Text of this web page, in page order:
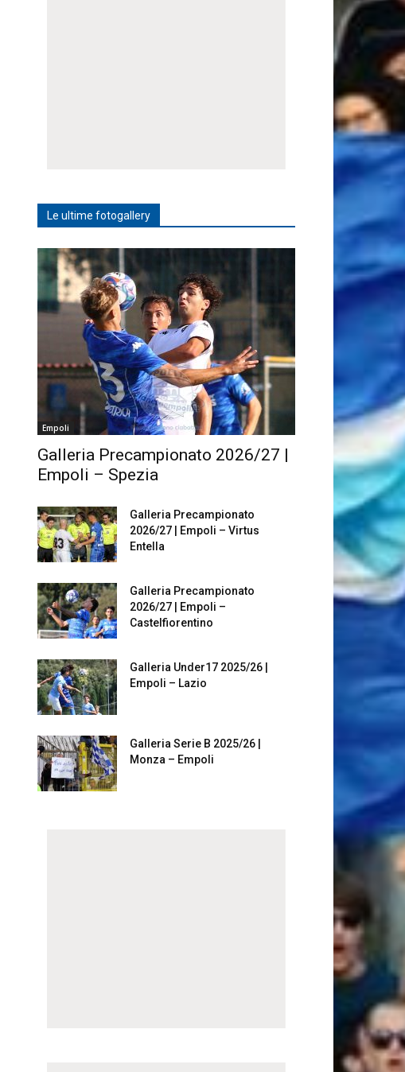
Le ultime fotogallery
Empoli
Galleria Precampionato 2026/27 |
Empoli – Spezia
Galleria Precampionato
2026/27 | Empoli – Virtus
Entella
Galleria Precampionato
2026/27 | Empoli –
Castelfiorentino
Galleria Under17 2025/26 |
Empoli – Lazio
Galleria Serie B 2025/26 |
Monza – Empoli